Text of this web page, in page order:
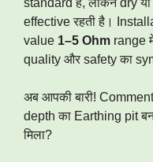
effective रहती है।
value 1–5 Ohm range
quality और safety का
अब आपकी बारी!
depth का Earthing pit
मिला?